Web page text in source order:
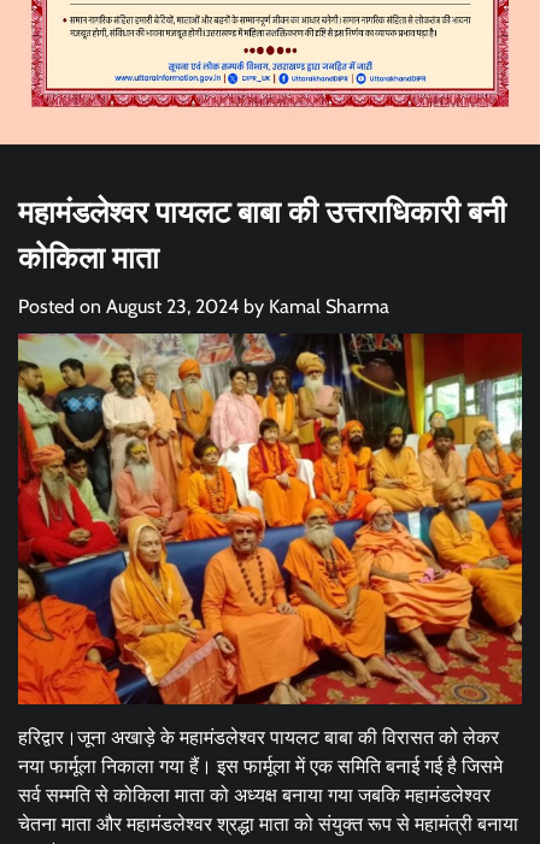
महामंडलेश्वर पायलट बाबा की उत्तराधिकारी बनी
कोकिला माता
Posted on August 23, 2024 by Kamal Sharma
हरिद्वार।जूना अखाड़े के महामंडलेश्वर पायलट बाबा की विरासत को लेकर
नया फार्मूला निकाला गया हैं। इस फार्मूला में एक समिति बनाई गई है जिसमे
सर्व सम्मति से कोकिला माता को अध्यक्ष बनाया गया जबकि महामंडलेश्वर
चेतना माता और महामंडलेश्वर श्रद्धा माता को संयुक्त रूप से महामंत्री बनाया